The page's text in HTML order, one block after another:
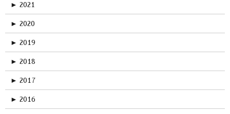
► 2021
► 2020
► 2019
► 2018
► 2017
► 2016